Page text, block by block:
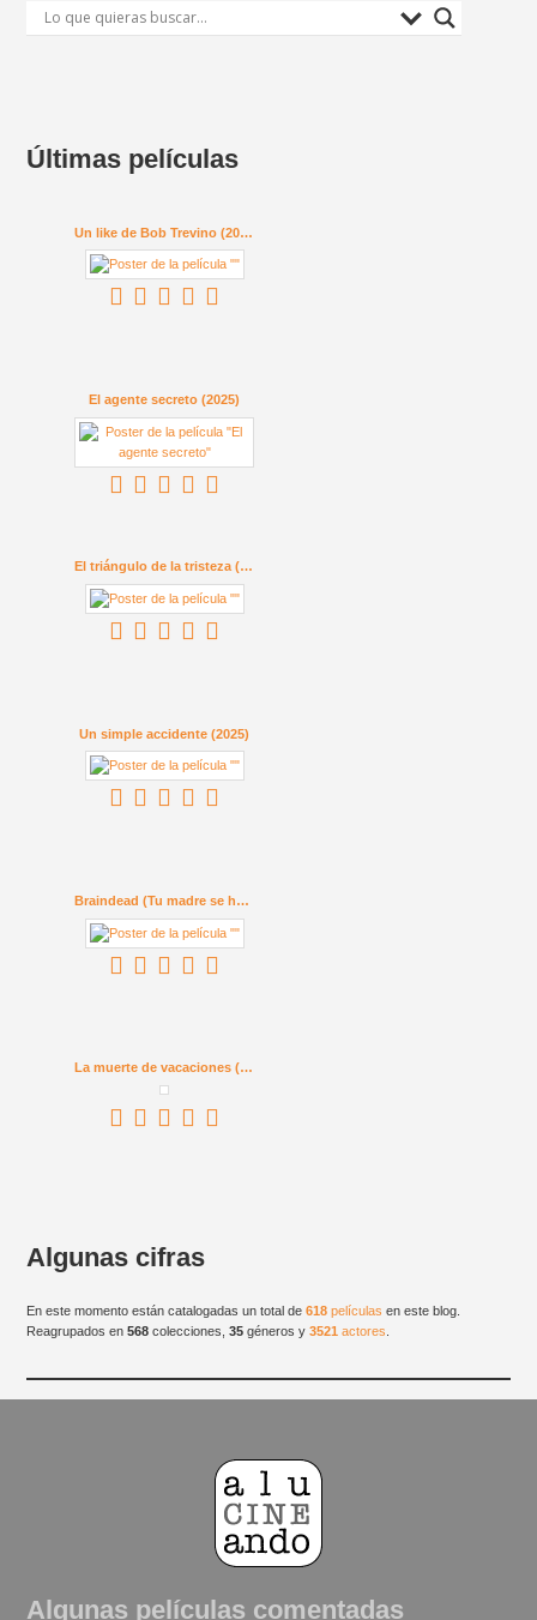
Últimas películas
Un like de Bob Trevino (2024)
El agente secreto (2025)
El triángulo de la tristeza (2022)
Un simple accidente (2025)
Braindead (Tu madre se ha comido a mi perro) (1992)
La muerte de vacaciones (1934)
Algunas cifras
En este momento están catalogadas un total de618 películas en este blog.
Reagrupados en568 colecciones,35 géneros y3521 actores
Algunas películas comentadas